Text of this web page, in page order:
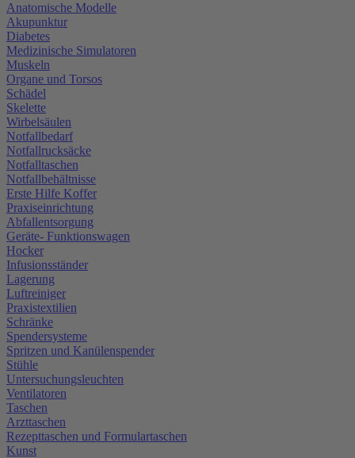
Anatomische Modelle
Akupunktur
Diabetes
Medizinische Simulatoren
Muskeln
Organe und Torsos
Schädel
Skelette
Wirbelsäulen
Notfallbedarf
Notfallrucksäcke
Notfalltaschen
Notfallbehältnisse
Erste Hilfe Koffer
Praxiseinrichtung
Abfallentsorgung
Geräte- Funktionswagen
Hocker
Infusionsständer
Lagerung
Luftreiniger
Praxistextilien
Schränke
Spendersysteme
Spritzen und Kanülenspender
Stühle
Untersuchungsleuchten
Ventilatoren
Taschen
Arzttaschen
Rezepttaschen und Formulartaschen
Kunst